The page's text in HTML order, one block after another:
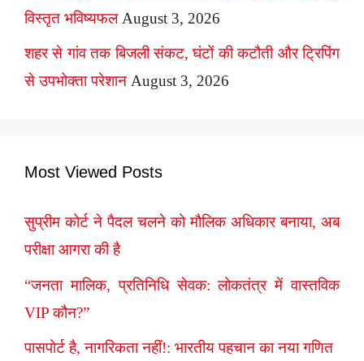
विस्तृत भविष्यफल August 3, 2026
शहर से गांव तक बिजली संकट, घंटों की कटौती और ट्रिपिंग
से उपभोक्ता परेशान August 3, 2026
Most Viewed Posts
सुप्रीम कोर्ट ने पैदल चलने को मौलिक अधिकार बनाया, अब
परीक्षा आगरा की है
“जनता मालिक, प्रतिनिधि सेवक: लोकतंत्र में वास्तविक
VIP कौन?”
पासपोर्ट है, नागरिकता नहीं!: भारतीय पहचान का नया गणित